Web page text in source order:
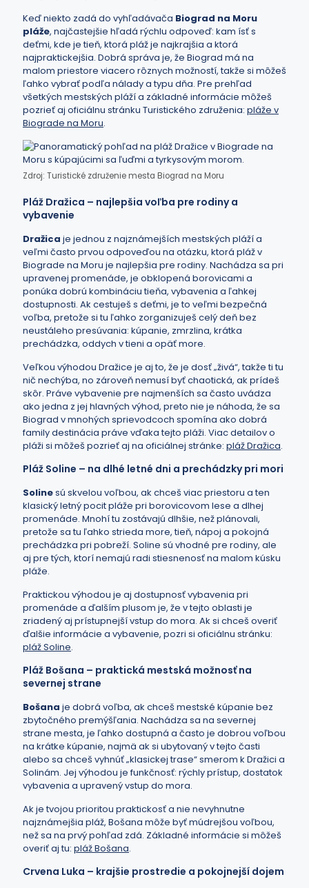
Keď niekto zadá do vyhľadávača Biograd na Moru
pláže, najčastejšie hľadá rýchlu odpoveď: kam ísť s
deťmi, kde je tieň, ktorá pláž je najkrajšia a ktorá
najpraktickejšia. Dobrá správa je, že Biograd má na
malom priestore viacero rôznych možností, takže si môžeš
ľahko vybrať podľa nálady a typu dňa. Pre prehľad
všetkých mestských pláží a základné informácie môžeš
pozrieť aj oficiálnu stránku Turistického združenia: pláže v
Biograde na Moru.
Zdroj: Turistické združenie mesta Biograd na Moru
Pláž Dražica – najlepšia voľba pre rodiny a
vybavenie
Dražica je jednou z najznámejších mestských pláží a
veľmi často prvou odpoveďou na otázku, ktorá pláž v
Biograde na Moru je najlepšia pre rodiny. Nachádza sa pri
upravenej promenáde, je obklopená borovicami a
ponúka dobrú kombináciu tieňa, vybavenia a ľahkej
dostupnosti. Ak cestuješ s deťmi, je to veľmi bezpečná
voľba, pretože si tu ľahko zorganizuješ celý deň bez
neustáleho presúvania: kúpanie, zmrzlina, krátka
prechádzka, oddych v tieni a opäť more.
Veľkou výhodou Dražice je aj to, že je dosť „živá“, takže ti tu
nič nechýba, no zároveň nemusí byť chaotická, ak prídeš
skôr. Práve vybavenie pre najmenších sa často uvádza
ako jedna z jej hlavných výhod, preto nie je náhoda, že sa
Biograd v mnohých sprievodcoch spomína ako dobrá
family destinácia práve vďaka tejto pláži. Viac detailov o
pláži si môžeš pozrieť aj na oficiálnej stránke: pláž Dražica.
Pláž Soline – na dlhé letné dni a prechádzky pri mori
Solinesú skvelou voľbou, ak chceš viac priestoru a ten
klasický letný pocit pláže pri borovicovom lese a dlhej
promenáde. Mnohí tu zostávajú dlhšie, než plánovali,
pretože sa tu ľahko strieda more, tieň, nápoj a pokojná
prechádzka pri pobreží. Soline sú vhodné pre rodiny, ale
aj pre tých, ktorí nemajú radi stiesnenosť na malom kúsku
pláže.
Praktickou výhodou je aj dostupnosť vybavenia pri
promenáde a ďalším plusom je, že v tejto oblasti je
zriadený aj prístupnejší vstup do mora. Ak si chceš overiť
ďalšie informácie a vybavenie, pozri si oficiálnu stránku:
pláž Soline.
Pláž Bošana – praktická mestská možnosť na
severnej strane
Bošana je dobrá voľba, ak chceš mestské kúpanie bez
zbytočného premýšľania. Nachádza sa na severnej
strane mesta, je ľahko dostupná a často je dobrou voľbou
na krátke kúpanie, najmä ak si ubytovaný v tejto časti
alebo sa chceš vyhnúť „klasickej trase“ smerom k Dražici a
Solinám. Jej výhodou je funkčnosť: rýchly prístup, dostatok
vybavenia a upravený vstup do mora.
Ak je tvojou prioritou praktickosť a nie nevyhnutne
najznámejšia pláž, Bošana môže byť múdrejšou voľbou,
než sa na prvý pohľad zdá. Základné informácie si môžeš
overiť aj tu: pláž Bošana.
Crvena Luka – krajšie prostredie a pokojnejší dojem